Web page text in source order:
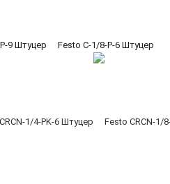
9 Штуцер Festo C-1/8-P-6 Штуцер